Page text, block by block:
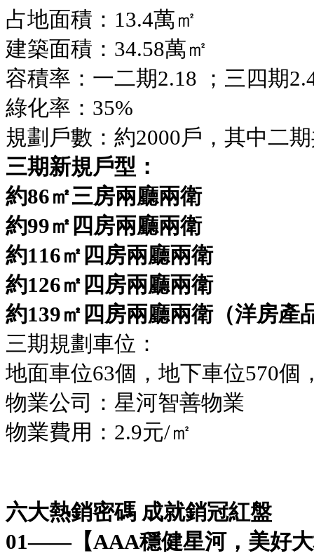
物業類型
住宅
建築面積
86-139
㎡
平均呎價
900/呎
黄先生
+852 6767 0201
+86 18928066305
ytproperty@189.cn
占地面積：13.4萬㎡
建築面積：34.58萬㎡
容積率：一二期2.18 ；三四期
綠化率：35%
規劃戶數：約2000戶，其中二
三期新規戶型：
約86㎡三房兩廳兩衛
約99㎡四房兩廳兩衛
約116㎡四房兩廳兩衛
約126㎡四房兩廳兩衛
約139㎡四房兩廳兩衛（洋房產
三期規劃車位：
地面車位63個，地下車位570個
物業公司：星河智善物業
物業費用：2.9元/㎡
六大熱銷密碼 成就銷冠紅盤
01——【AAA穩健星河，美好